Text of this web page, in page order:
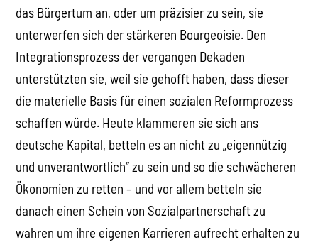
das Bürgertum an, oder um präzisier zu sein, sie
unterwerfen sich der stärkeren Bourgeoisie. Den
Integrationsprozess der vergangen Dekaden
unterstützten sie, weil sie gehofft haben, dass dieser
die materielle Basis für einen sozialen Reformprozess
schaffen würde. Heute klammeren sie sich ans
deutsche Kapital, betteln es an nicht zu „eigennützig
und unverantwortlich“ zu sein und so die schwächeren
Ökonomien zu retten – und vor allem betteln sie
danach einen Schein von Sozialpartnerschaft zu
wahren um ihre eigenen Karrieren aufrecht erhalten zu